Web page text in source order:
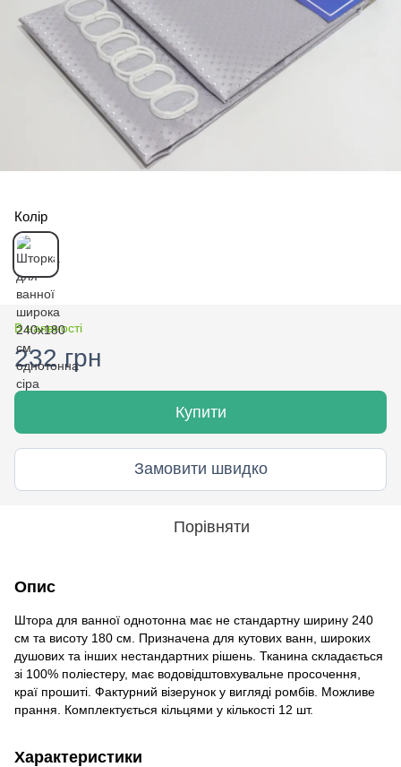
Колір
В наявності
232 грн
Купити
Замовити швидко
Порівняти
Опис
Штора для ванної однотонна має не стандартну ширину 240
см та висоту 180 см. Призначена для кутових ванн, широких
душових та інших нестандартних рішень. Тканина складається
зі 100% поліестеру, має водовідштовхувальне просочення,
краї прошиті. Фактурний візерунок у вигляді ромбів. Можливе
прання. Комплектується кільцями у кількості 12 шт.
Характеристики